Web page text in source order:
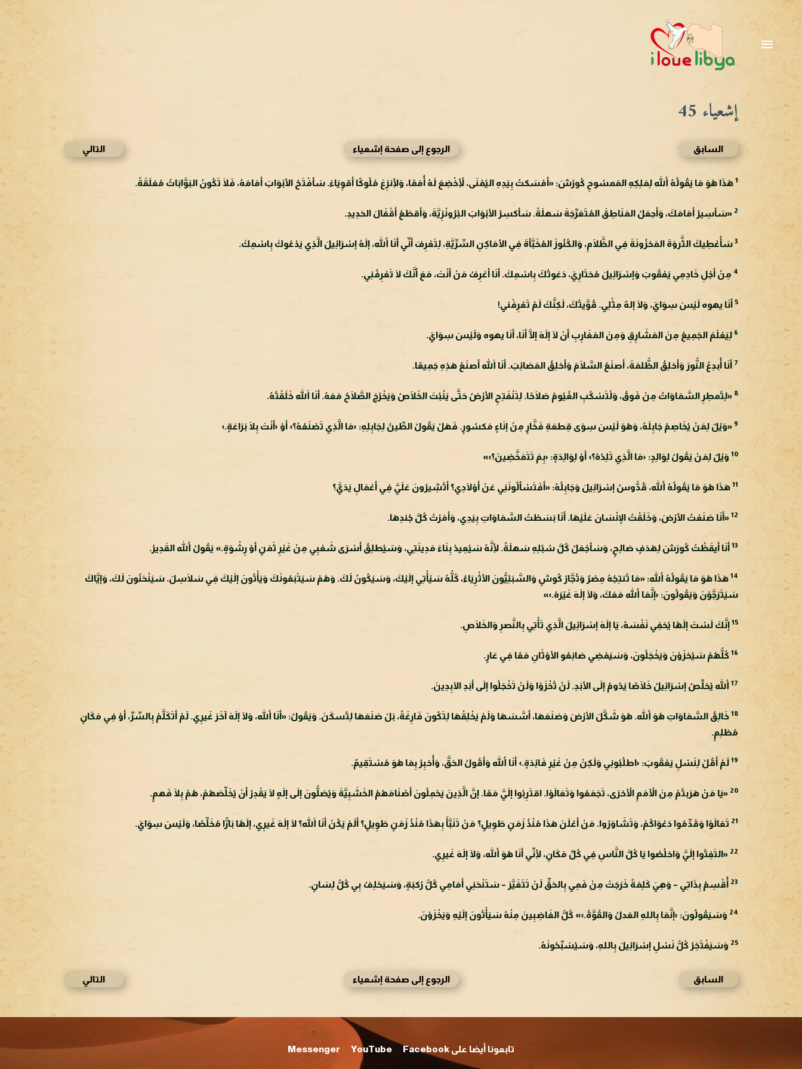
تخطي
إلى
المحتوىالقائمة
الرئيسية
إشعياء 45
السابق الرجوع إلى صفحة إشعياء التالي
1 هَذَا هُوَ مَا يَقُولُهُ اللهُ لِمَلِكِهِ المَمسُوحِ كُورُشَ: «أمْسَكتُ بِيَدِهِ اليُمْنَى، لِأُخْضِعَ لَهُ أُمَمًا، وَلِأنزِعَ مُلُوكًا أقوِيَاءَ. سَأفْتَحُ الأبْوَابَ أمَامَهُ، فَلَا تَكُونُ البَوَّابَاتُ مُغلَقَةً.
2 «سَأسِيرُ أمَامَكَ، وَأجعَلُ المَنَاطِقَ المُتَعَرِّجَةَ سَهلَةً. سَأكسِرُ الأبْوَابَ البُرُونْزِيَّةَ، وَأقطَعُ أقْفَالَ الحَدِيدِ.
3 سَأُعْطِيكَ الثَّروَةَ المَخزُونَةَ فِي الظَّلَامِ، وَالكُنُوزَ المُخَبَّأةَ فِي الأمَاكِنِ السِّرِّيَّةِ، لِتَعْرِفَ أنِّي أنَا اللهُ، إلَهُ إسْرَائِيلَ الَّذِي يَدْعُوكَ بِاسْمِكَ.
4 مِنْ أجْلِ خَادِمِي يَعْقُوبَ وَإسْرَائِيلَ مُختَارِيَ، دَعَوتُكَ بِاسْمِكَ. أنَا أعْرِفُ مَنْ أنْتَ، مَعَ أنَّكَ لَا تَعْرِفُنِي.
5 أنَا يهوه لَيْسَ سِوَايَ، وَلَا إلهٌ مِثْلِي. قُوَّيتُكَ، لَكِنَّكَ لَمْ تَعْرِفْني!
6 لِيَعْلَمَ الجَمِيعُ مِنَ المَشَارِقِ وَمِنَ المَغَارِبِ أنْ لَا إلَهَ إلَّا أنَا، أنَا يهوه وَلَيْسَ سِوَايَ.
7 أنَا أُبدِعُ النُّورَ وَأخلِقُ الظُّلمَةَ، أصنَعُ السَّلَامَ وَأخلِقُ المَصَائِبَ. أنَا اللهَ أصنَعُ هَذِهِ جَمِيعًا.
8 «لِتُمطِرِ السَّمَاوَاتُ مِنْ فَوقُ، وَلْتَسْكُبِ الغُيُومُ صَلَاحًا. لِتَنْفَتِحِ الأرْضُ حَتَّى يَنْبُتَ الخَلَاصُ وَيَخْرُجَ الصَّلَاحُ مَعَهُ. أنَا اللهَ خَلَقْتُهُ.
9 «وَيْلٌ لِمَنْ يُخَاصِمُ جَابِلَهُ، وَهُوَ لَيْسَ سِوَى قِطعَةِ فَخَّارٍ مِنْ إنَاءٍ مَكسُورٍ. فَهَلْ يَقُولُ الطِّينُ لِجَابِلِهِ: ‹مَا الَّذِي تَصْنَعُهُ؟› أوْ ‹أنْتَ بِلَا بَرَاعَةٍ.›
10 وَيْلٌ لِمَنْ يَقُولُ لِوَالِدٍ: ‹مَا الَّذِي تَلِدُهُ؟› أوْ لِوَالِدَةٍ: ‹بِمَ تَتَمَخَّضِينَ؟›»
11 هَذَا هُوَ مَا يَقُولُهُ اللهُ، قُدُّوسُ إسْرَائِيلَ وَجَابِلُهُ: «أفَتَسْألُونَنِي عَنْ أوْلَادِي؟ أتُشِيرُونَ عَلَيَّ فِي أعْمَالِ يَدَيَّ؟
12 «أنَا صَنَعْتُ الأرْضَ، وَخَلَقْتُ الإنْسَانَ عَلَيْهَا. أنَا بَسَطْتُ السَّمَاوَاتِ بِيَدِي، وَأمَرْتُ كُلَّ جُندِهَا.
13 أنَا أيقَظْتُ كُورَشَ لِهَدَفٍ صَالِحٍ، وَسَأجْعَلُ كُلَّ سُبُلِهِ سَهلَةً. لِأنَّهُ سَيُعِيدُ بِنَاءَ مَدِينَتِي، وَسَيُطلِقُ أسْرَى شَعْبِي مِنْ غَيْرِ ثَمَنٍ أوْ رِشْوَةٍ.» يَقُولُ اللهُ القَدِيرُ.
14 هَذَا هُوَ مَا يَقُولُهُ اللهُ: «مَا تُنتِجُهُ مِصْرٌ وَتُجَّارُ كُوشٍ وَالسَّبَئِيُّونَ الأثْرِيَاءُ، كُلُّهُ سَيْأْتِي إلَيْكَ، وَسَيَكُونُ لَكَ. وَهُمْ سَيَتْبَعُونَكَ وَيَأْتُونَ إلَيْكَ فِي سَلَاسِلَ. سَيَنْحَنُونَ لَكَ، وَإيَّاكَ
سَيَتَرَجَّوْنَ وَيَقُولُونَ: ‹إنَّمَا اللهُ مَعَكَ، وَلَا إلَهَ غَيْرَهُ.›»
15 إنَّكَ لَسْتَ إلَهًا يُخفِي نَفْسَهُ، يَا إلَهَ إسْرَائِيلَ الَّذِي تَأْتِي بِالنَّصرِ وَالخَلَاصِ.
16 كُلُّهُمْ سَيُخزَوْنَ وَيَخْجَلُونَ، وَسَيَمْضِي صَانِعُو الأوْثَانِ مَعًا فِي عَارٍ.
17 اللهُ يُخلِّصُ إسْرَائِيلُ خَلَاصًا يَدُومُ إلَى الأبَدِ. لَنْ تُخْزَوْا وَلَنْ تَخْجَلُوا إلَى أبَدِ الآبِدِينَ.
18 خَالِقُ السَّمَاوَاتِ هُوَ اللهُ. هُوَ شَكَّلَ الأرْضَ وَصَنَعَهَا، أسَّسَهَا وَلَمْ يَخْلِقْهَا لِتَكُونَ فَارِغَةً، بَلْ صَنَعَهَا لِتُسكَنَ. وَيَقُولُ: «أنَا اللهُ، وَلَا إلَهَ آخَرَ غَيرِي. لَمْ أتَكَلَّمْ بِالسِّرِّ، أوْ فِي مَكَانٍ
مُظلِمٍ.
19 لَمْ أقُلْ لِنَسْلِ يَعْقُوبَ: ‹اطلُبُونِي وَلَكِنْ مِنْ غَيْرِ فَائِدَةٍ.› أنَا اللهُ وَأقُولُ الحَقَّ، وَأُخبِرُ بِمَا هُوَ مُسْتَقِيمٌ.
20 «يَا مَنْ هَرَبتُمْ مِنَ الأُمَمِ الأُخرَى، تَجَمَعُوا وَتَعَالَوْا. اقتَرِبُوا إلَيَّ مَعًا. إنَّ الَّذِينَ يَحْمِلُونَ أصْنَامَهُمُ الخَشَبِيَّةَ وَيُصَلُّونَ إلَى إلَهٍ لَا يَقْدِرُ أنْ يُخَلِّصَهُمْ، هُمْ بِلَا فَهمٍ.
21 تَعَالَوْا وَقَدِّمُوا دَعْوَاكُمْ، وَتَشَاوَرُوا. مَنْ أعْلَنَ هَذَا مُنْذُ زَمَنٍ طَوِيلٍ؟ مَنْ تَنَبَّأَ بِهَذَا مُنْذُ زَمَنٍ طَوِيلٍ؟ ألَمْ يَكُنْ أنَا اللهَ؟ لَا إلَهَ غَيرِي، إلَهًا بَارًّا مُخَلِّصًا، وَلَيْسَ سِوَايَ.
22 «التَفِتُوا إلَيَّ وَاخلُصُوا يَا كُلَّ النَّاسِ فِي كُلِّ مَكَانٍ، لِأنِّي أنَا هُوَ اللهُ، وَلَا إلَهَ غَيرِي.
23 أُقْسِمُ بِذَاتِي – وَهِيَ كَلِمَةٌ خَرَجَتْ مِنْ فَمِي بِالحَقِّ لَنْ تَتَغَيَّرَ – سَتَنْحَنِي أمَامِي كُلُّ رُكبَةٍ، وَسَيَحْلِفُ بِي كُلُّ لِسَانٍ.
24 وَسَيَقُولُونَ: ‹إنَّمَا بِاللهِ العَدلُ وَالقُوَّةُ.›» كُلُّ الغَاضِبِينَ مِنْهُ سَيَأْتُونَ إلَيْهِ وَيَخْزَوْنَ.
25 وَسَيَفْتَخِرُ كُلُّ نَسْلِ إسْرَائِيلَ بِاللهِ، وَسَيُسَبِّحُونَهُ.
السابق الرجوع إلى صفحة إشعياء التالي
تابعونا أيضا على Facebook YouTube
Messenger